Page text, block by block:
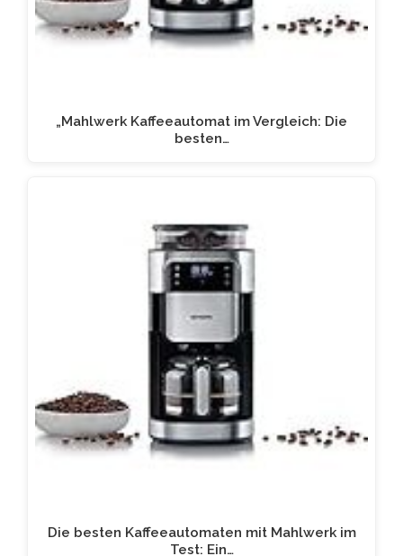
„Mahlwerk Kaffeeautomat im Vergleich: Die
besten…
Die besten Kaffeeautomaten mit Mahlwerk im
Test: Ein…